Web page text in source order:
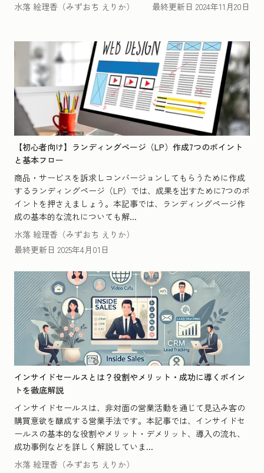
水落 絵理香（みずおち えりか）
最終更新日 2024年11月20日
【初心者向け】ランディングページ（LP）作成7つのポイント
と基本フロー
商品・サービスを訴求しコンバージョンしてもらうために作成
するランディングページ（LP）では、成果を出すために7つのポ
イントを押さえましょう。本記事では、ランディングページ作
成の基本的な流れについても解...
水落 絵理香（みずおち えりか）
最終更新日 2025年4月01日
インサイドセールスとは？役割やメリット・成功に導くポイン
トを徹底解説
インサイドセールスは、非対面の営業活動を通じて見込み客の
購買意欲を醸成する営業手法です。本記事では、インサイドセ
ールスの基本的な役割やメリット・デメリット、導入の流れ、
成功事例などを詳しく解説していま...
水落 絵理香（みずおち えりか）